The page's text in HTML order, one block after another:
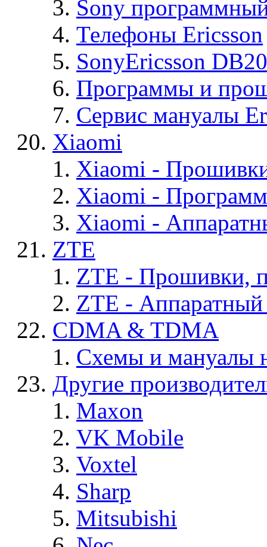
Sony
Телефоны Ericsson
SonyEricsson
Программы и
Сервис мануалы
Xiaomi
Xiaomi -
Xiaomi -
Xiaomi -
ZTE
ZTE - Прошивки,
ZTE -
CDMA & TDMA
Схемы и мануалы
Другие
Maxon
VK Mobile
Voxtel
Sharp
Mitsubishi